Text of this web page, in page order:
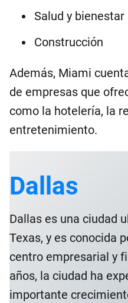
Salud y bienestar
Construcción
Además, Miami
de empresas que
como la hotelería, la
entretenimiento.
Dallas
Dallas es una ciudad
Texas, y es conocida
centro empresarial y
años, la ciudad ha
importante